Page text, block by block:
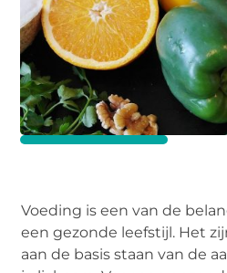
Voeding is een van de
een gezonde leefstijl. Het
aan de basis staan van de